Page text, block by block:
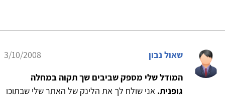
שאול נבון
3/10/2008
המודל שלי מספק שביבים שך תקוה במחלה
גופנית. אני שולח לך את הלינק של האתר שלי שבתוכו